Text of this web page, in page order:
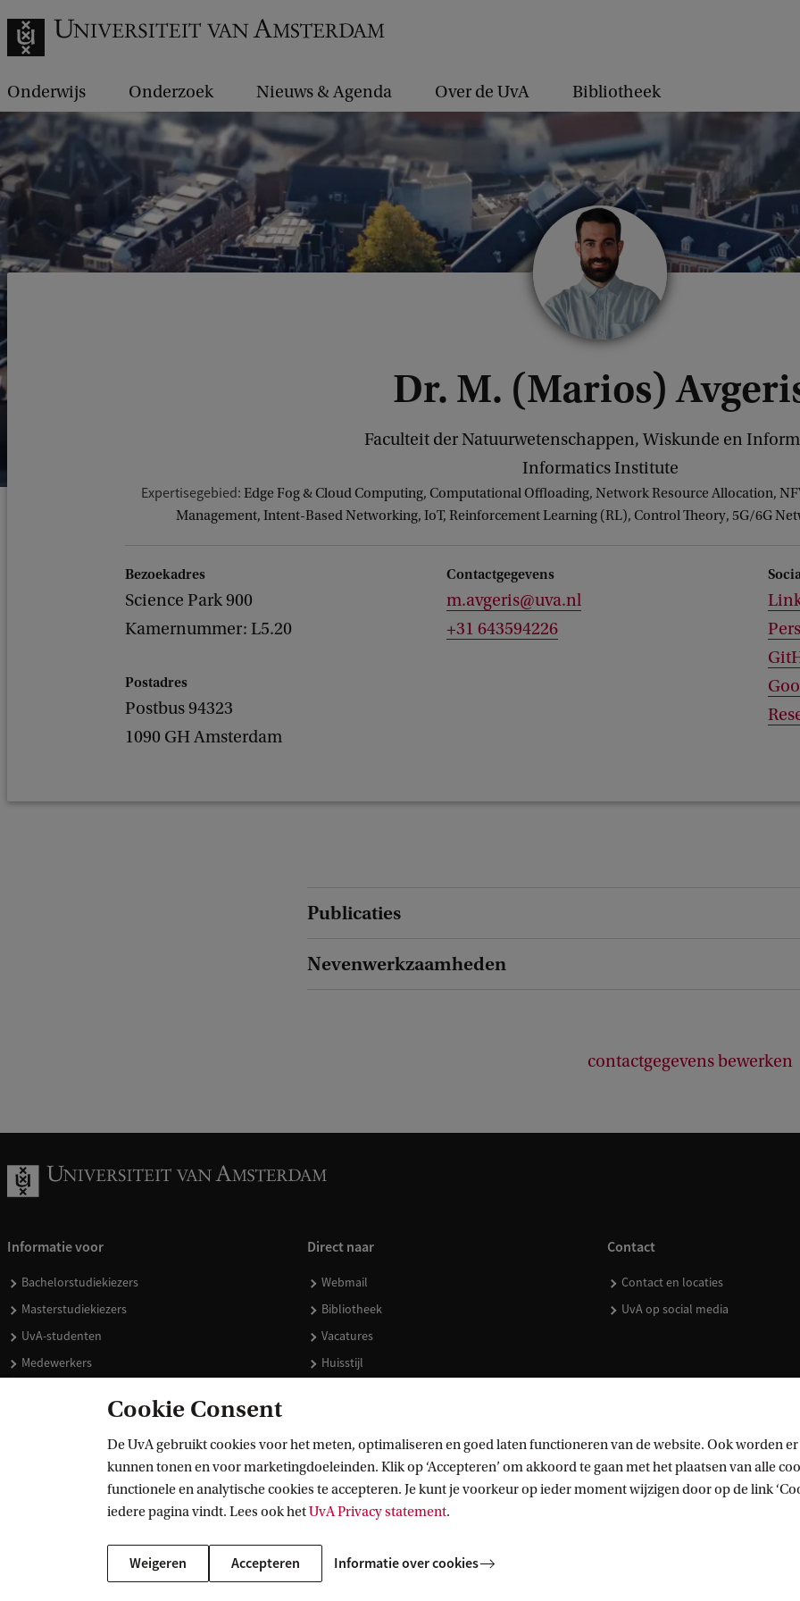
Onderwijs Onderzoek Nieuws & Agenda Over de UvA Bibliotheek
Dr. M. (Marios)
Faculteit der Natuurwetenschappen, Wiskunde en
Informatics Institute
Expertisegebied: Edge Fog & Cloud Computing, Computational Offloading, Network Resource Allocation,
Management, Intent-Based Networking, IoT, Reinforcement Learning (RL), Control Theory, 5G/6G
Bezoekadres
Science Park 900
Kamernummer: L5.20
Postadres
Postbus 94323
1090 GH Amsterdam
Contactgegevens
m.avgeris@uva.nl
+31 643594226
Publicaties
Nevenwerkzaamheden
contactgegevens bewerken
Informatie voor
Bachelorstudiekiezers
Masterstudiekiezers
UvA-studenten
Medewerkers
Schooldecanen en vakdocenten
Direct naar
Webmail
Bibliotheek
Vacatures
Huisstijl
Contact
Contact en locaties
UvA op social media
Cookie Consent
De UvA gebruikt cookies voor het meten, optimaliseren en goed laten functioneren van de website. Ook worden
kunnen tonen en voor marketingdoeleinden. Klik op ‘Accepteren’ om akkoord te gaan met het plaatsen van alle
functionele en analytische cookies te accepteren. Je kunt je voorkeur op ieder moment wijzigen door op de link
iedere pagina vindt. Lees ook hetUvA Privacy statement.
Weigeren Accepteren Informatie over cookies